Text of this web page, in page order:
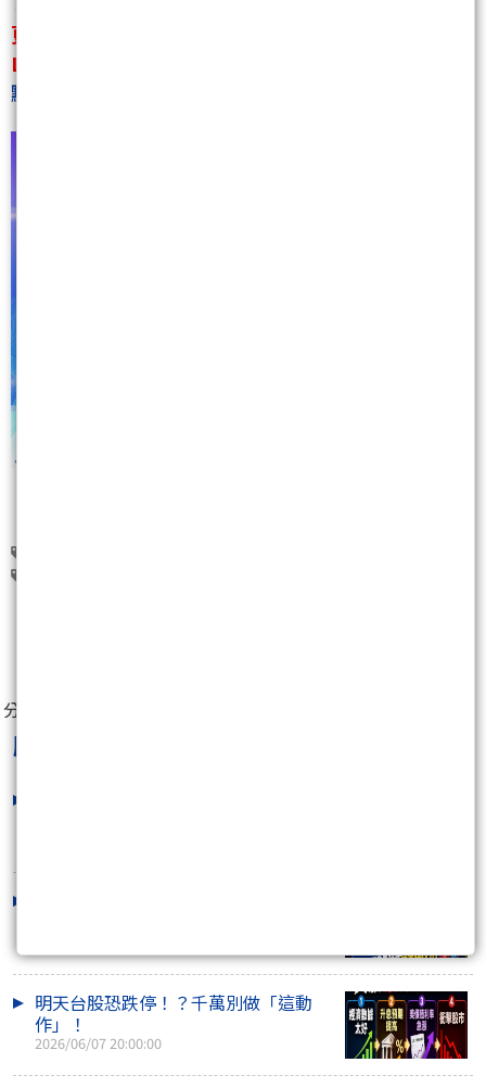
更多飆股推薦
Line搜尋：【@we178】
點此連結：
分享至：
股市貴公子鐘崑禎
明天台股恐跌停！？千萬別做「這動
作」！
2026/06/07 20:00:00